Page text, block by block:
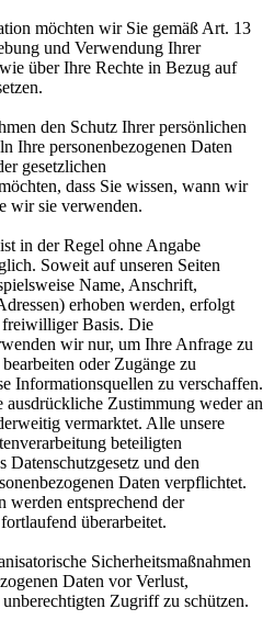
möchten wir Sie gemäß Art. 13
und Verwendung Ihrer
über Ihre Rechte in Bezug auf
den Schutz Ihrer persönlichen
Ihre personenbezogenen Daten
gesetzlichen
dass Sie wissen, wann wir
wir sie verwenden.
in der Regel ohne Angabe
Soweit auf unseren Seiten
Name, Anschrift,
erhoben werden, erfolgt
freiwilliger Basis. Die
wir nur, um Ihre Anfrage zu
oder Zugänge zu
Informationsquellen zu verschaffen.
Zustimmung weder an
vermarktet. Alle unsere
beteiligten
und den
Daten verpflichtet.
werden entsprechend der
überarbeitet.
Sicherheitsmaßnahmen
Daten vor Verlust,
Zugriff zu schützen.